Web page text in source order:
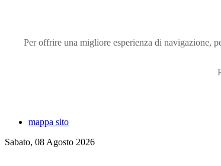
Per offrire una migliore esperienza di navigazione,
mappa sito
Sabato, 08 Agosto 2026